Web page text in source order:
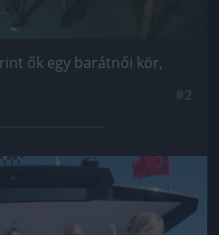
ők egy barátnői kör,
kép!